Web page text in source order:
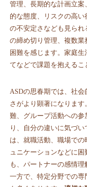
管理、長期的な計画立
的な態度、リスクの高
の不安定さなども見ら
の締め切り管理、複数
困難を感じます。家庭
てなどで課題を抱えるこ
ASDの思春期では、社
さがより顕著になりま
難、グループ活動への参
り、自分の違いに気づ
は、就職活動、職場での
ュニケーションなどに
も、パートナーの感情理
一方で、特定分野での専